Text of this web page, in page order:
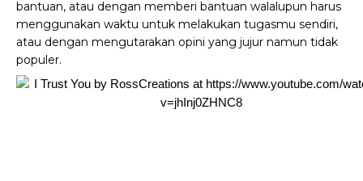
bantuan, atau dengan memberi bantuan walalupun harus
menggunakan waktu untuk melakukan tugasmu sendiri,
atau dengan mengutarakan opini yang jujur namun tidak
populer.